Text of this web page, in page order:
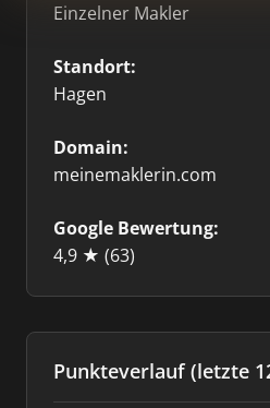
Einzelner Makler
Standort:
Hagen
Domain:
meinemaklerin.com
Google Bewertung:
4,9 ★ (63)
Punkteverlauf (letzte